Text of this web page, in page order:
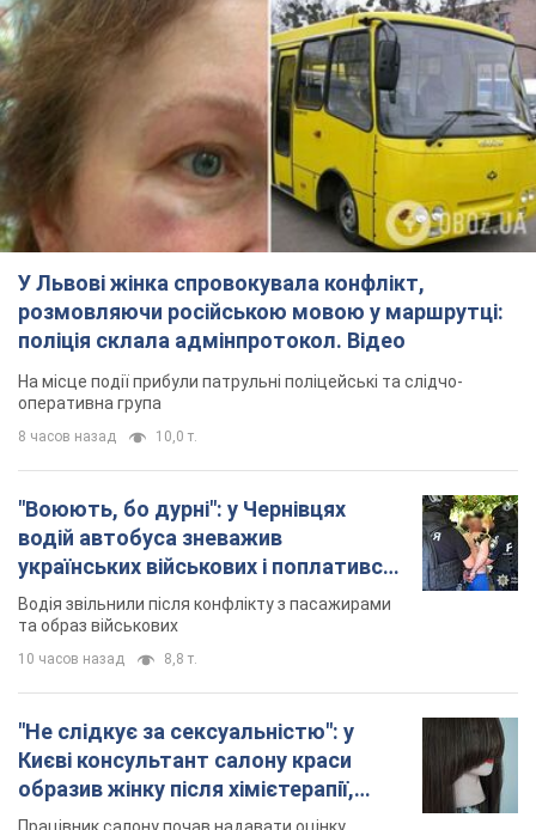
Не набридаємо! Тільки найважливіше - підписуйся на наш
Telegram-канал
Підписатись Підписатись
Заявив що "не...
Важливе
У Львові жінка спровокувала конфлікт,
розмовляючи російською мовою у маршрутці:
поліція склала адмінпротокол. Відео
оперативна група
"Воюють, бо дурні": у Чернівцях
водій автобуса зневажив